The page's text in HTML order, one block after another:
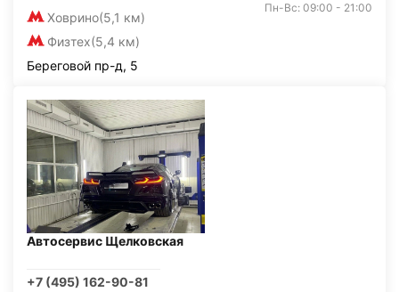
Ховрино(5,1 км)
Физтех(5,4 км)
Пн-Вс: 09:00 - 21:00
Береговой пр-д, 5
Автосервис Щелковская
+7 (495) 162-90-81